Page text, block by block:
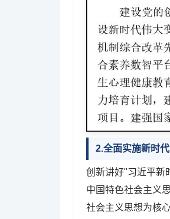
2.全面实施新时
创新讲好"习近平新
中国特色社会主义
社会主义思想为核